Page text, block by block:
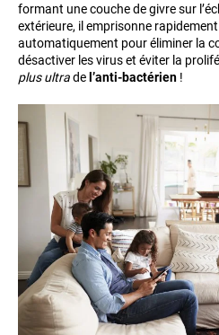
formant une couche de givre sur
extérieure, il emprisonne
automatiquement pour éliminer la
désactiver les virus et éviter la
plus ultrade l’anti-bactérien !